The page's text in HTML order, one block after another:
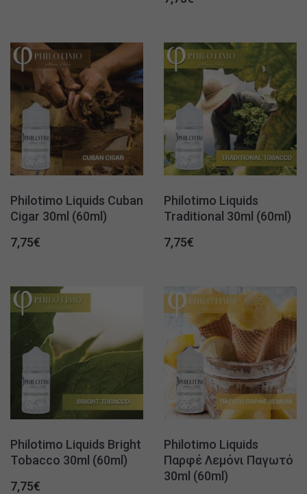
Philotimo Liquids Cuban
Cigar 30ml (60ml)
7,75€
Philotimo Liquids
Traditional 30ml (60ml)
7,75€
Philotimo Liquids Bright
Tobacco 30ml (60ml)
7,75€
Philotimo Liquids
Παρφέ Λεμόνι Παγωτό
30ml (60ml)